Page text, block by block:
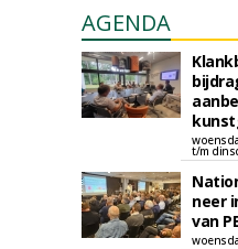
AGENDA
t/m
neer
van